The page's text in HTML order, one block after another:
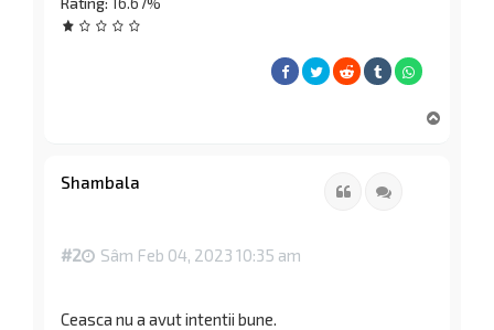
Shambala
Citat
#2 Sâm Feb 04, 2023 10:35 am
Ceasca nu a avut intentii bune.